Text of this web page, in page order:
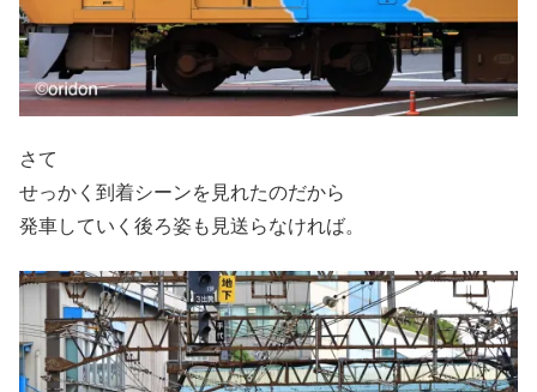
さて
せっかく到着シーンを見れたのだから
発車していく後ろ姿も見送らなければ。